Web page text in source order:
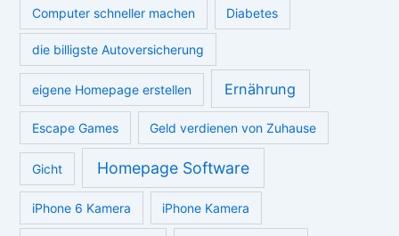
Computer schneller machen Diabetes
die billigste Autoversicherung
eigene Homepage erstellen Ernährung
Escape Games Geld verdienen von Zuhause
Gicht Homepage Software
iPhone 6 Kamera iPhone Kamera